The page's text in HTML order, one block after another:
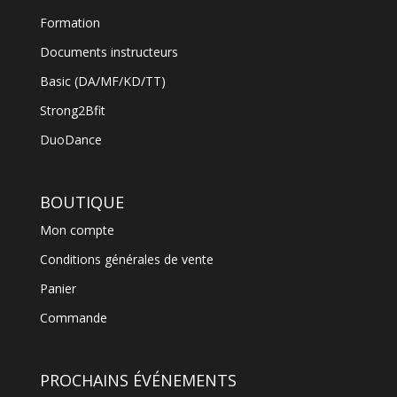
Formation
Documents instructeurs
Basic (DA/MF/KD/TT)
Strong2Bfit
DuoDance
BOUTIQUE
Mon compte
Conditions générales de vente
Panier
Commande
PROCHAINS ÉVÉNEMENTS